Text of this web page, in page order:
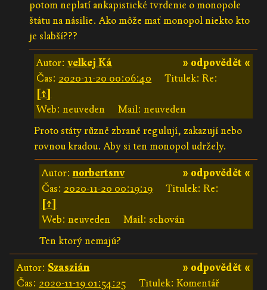
potom neplatí ankapistické tvrdenie o monopole
štátu na násilie. Ako môže mať monopol niekto kto
je slabší???
» odpovědět «
Autor:velkej Ká
Čas: 2020-11-20 00:06:40
Titulek: Re:
[↑]
Web: neuveden
Mail: neuveden
Proto státy různě zbraně regulují, zakazují nebo
rovnou kradou. Aby si ten monopol udržely.
» odpovědět «
Autor:norbertsnv
Čas: 2020-11-20 00:19:19
Titulek: Re:
[↑]
Web: neuveden
Mail: schován
Ten ktorý nemajú?
» odpovědět «
Autor: Szaszián
Čas: 2020-11-19 01:54:25
Titulek: Komentář